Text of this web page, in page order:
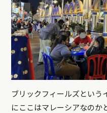
ブリックフィールズという
にここはマレーシアなのか